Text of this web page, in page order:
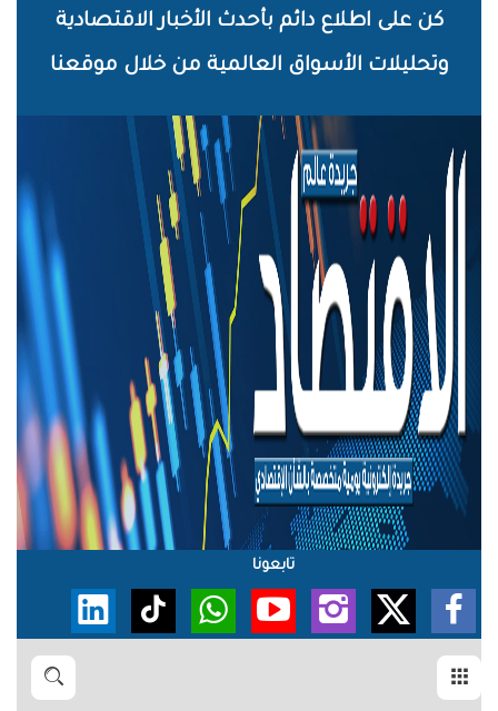
الرئيسي
كن على اطلاع دائم بأحدث الأخبار الاقتصادية
وتحليلات الأسواق العالمية من خلال موقعنا
تابعونا
بحث